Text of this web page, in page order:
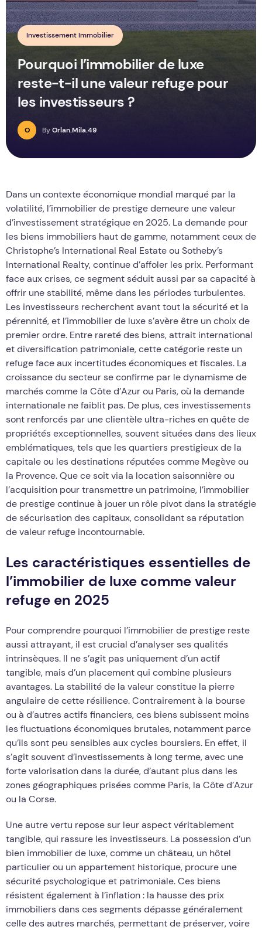
Investissement Immobilier
Pourquoi l’immobilier de luxe
reste-t-il une valeur refuge pour
les investisseurs ?
O ByOrlan.Mila.49
Dans un contexte économique mondial marqué par la
volatilité, l’immobilier de prestige demeure une valeur
d’investissement stratégique en 2025. La demande pour
les biens immobiliers haut de gamme, notamment ceux de
Christophe’s International Real Estate ou Sotheby’s
International Realty, continue d’affoler les prix. Performant
face aux crises, ce segment séduit aussi par sa capacité à
offrir une stabilité, même dans les périodes turbulentes.
Les investisseurs recherchent avant tout la sécurité et la
pérennité, et l’immobilier de luxe s’avère être un choix de
premier ordre. Entre rareté des biens, attrait international
et diversification patrimoniale, cette catégorie reste un
refuge face aux incertitudes économiques et fiscales. La
croissance du secteur se confirme par le dynamisme de
marchés comme la Côte d’Azur ou Paris, où la demande
internationale ne faiblit pas. De plus, ces investissements
sont renforcés par une clientèle ultra-riches en quête de
propriétés exceptionnelles, souvent situées dans des lieux
emblématiques, tels que les quartiers prestigieux de la
capitale ou les destinations réputées comme Megève ou
la Provence. Que ce soit via la location saisonnière ou
l’acquisition pour transmettre un patrimoine, l’immobilier
de prestige continue à jouer un rôle pivot dans la stratégie
de sécurisation des capitaux, consolidant sa réputation
de valeur refuge incontournable.
Les caractéristiques essentielles de
l’immobilier de luxe comme valeur
refuge en 2025
Pour comprendre pourquoi l’immobilier de prestige reste
aussi attrayant, il est crucial d’analyser ses qualités
intrinsèques. Il ne s’agit pas uniquement d’un actif
tangible, mais d’un placement qui combine plusieurs
avantages. La stabilité de la valeur constitue la pierre
angulaire de cette résilience. Contrairement à la bourse
ou à d’autres actifs financiers, ces biens subissent moins
les fluctuations économiques brutales, notamment parce
qu’ils sont peu sensibles aux cycles boursiers. En effet, il
s’agit souvent d’investissements à long terme, avec une
forte valorisation dans la durée, d’autant plus dans les
zones géographiques prisées comme Paris, la Côte d’Azur
ou la Corse.
Une autre vertu repose sur leur aspect véritablement
tangible, qui rassure les investisseurs. La possession d’un
bien immobilier de luxe, comme un château, un hôtel
particulier ou un appartement historique, procure une
sécurité psychologique et patrimoniale. Ces biens
résistent également à l’inflation : la hausse des prix
immobiliers dans ces segments dépasse généralement
celle des autres marchés, permettant de préserver, voire